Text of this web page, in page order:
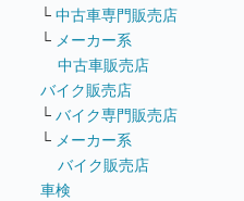
└ 中古車専門販売店
└ メーカー系
中古車販売店
バイク販売店
└ バイク専門販売店
└ メーカー系
バイク販売店
車検